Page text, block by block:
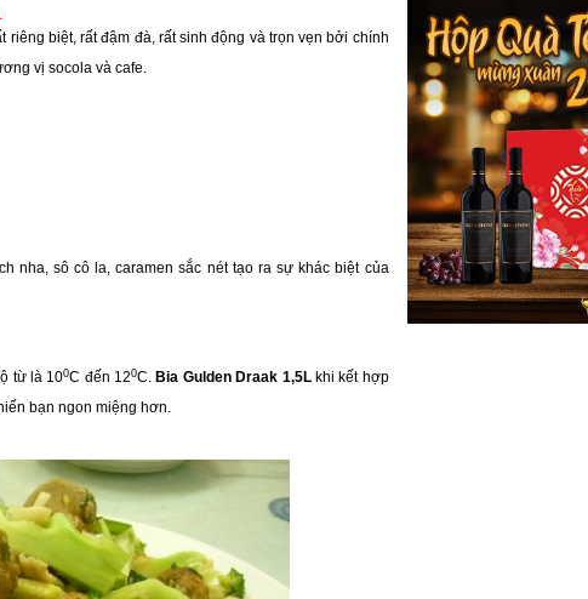
biệt, rất đậm đà, rất sinh động và trọn vẹn bởi chính
vị socola và cafe.
nha, sô cô la, caramen sắc nét tạo ra sự khác biệt của
từ là 100C đến 120C. Bia Gulden Draak 1,5L khi kết hợp
bạn ngon miệng hơn.